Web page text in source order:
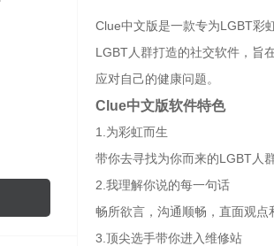
Clue中文版是一款专为LGBT彩
LGBT人群打造的社交软件，旨
应对自己的健康问题。
Clue中文版软件特色
1.为彩虹而生
带你去寻找为你而来的LGBT人群
2.我理解你说的每一句话
畅所欲言，沟通顺畅，直面观点
3.顶尖选手带你进入维修站